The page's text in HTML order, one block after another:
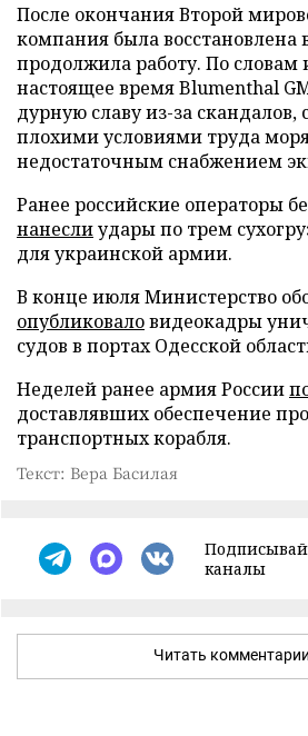
После окончания Второй
компания была восстановлена
продолжила работу. По словам
настоящее время Blumenthal
дурную славу из-за скандалов,
плохими условиями труда
недостаточным снабжением
Ранее российские операторы
нанеслиудары по трем
для украинской армии.
В конце июля Министерство
опубликоваловидеокадры
судов в портах Одесской
Неделей ранее армия России
доставлявших обеспечение
транспортных корабля.
Текст: Вера Басилая
каналы
Читать комментарии